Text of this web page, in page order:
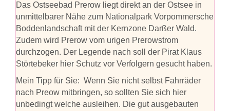
Das Ostseebad Prerow liegt direkt an der Ostsee in
unmittelbarer Nähe zum Nationalpark Vorpommersche
Boddenlandschaft mit der Kernzone Darßer Wald.
Zudem wird Prerow vom urigen Prerowstrom
durchzogen. Der Legende nach soll der Pirat Klaus
Störtebeker hier Schutz vor Verfolgern gesucht haben.
Mein Tipp für Sie: Wenn Sie nicht selbst Fahrräder
nach Preow mitbringen, so sollten Sie sich hier
unbedingt welche ausleihen. Die gut ausgebauten